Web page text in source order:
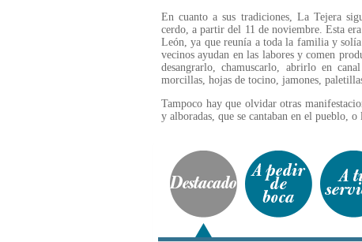
En cuanto a sus tradiciones, La Tejera
cerdo, a partir del 11 de noviembre. Esta
León, ya que reunía a toda la familia y
vecinos ayudan en las labores y comen
desangrarlo, chamuscarlo, abrirlo en
morcillas, hojas de tocino, jamones,
Tampoco hay que olvidar otras
y alboradas, que se cantaban en el pueblo,